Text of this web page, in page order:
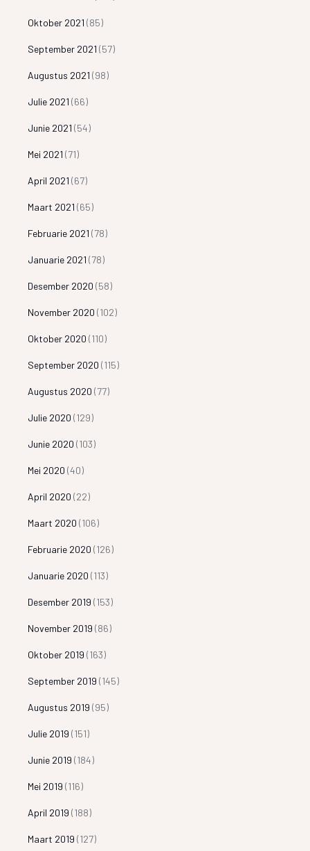
Oktober 2021 (85)
September 2021 (57)
Augustus 2021 (98)
Julie 2021 (66)
Junie 2021 (54)
Mei 2021 (71)
April 2021 (67)
Maart 2021 (65)
Februarie 2021 (78)
Januarie 2021 (78)
Desember 2020 (58)
November 2020 (102)
Oktober 2020 (110)
September 2020 (115)
Augustus 2020 (77)
Julie 2020 (129)
Junie 2020 (103)
Mei 2020 (40)
April 2020 (22)
Maart 2020 (106)
Februarie 2020 (126)
Januarie 2020 (113)
Desember 2019 (153)
November 2019 (86)
Oktober 2019 (163)
September 2019 (145)
Augustus 2019 (95)
Julie 2019 (151)
Junie 2019 (184)
Mei 2019 (116)
April 2019 (188)
Maart 2019 (127)